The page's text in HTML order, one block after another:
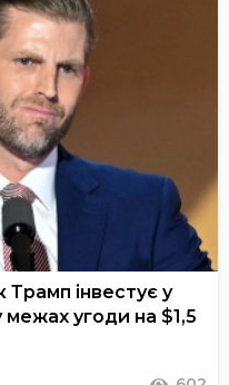
інвестує у
угоди на $1,5